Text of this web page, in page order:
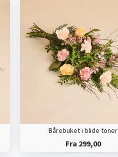
Bårebuket i blide toner
Fra 299,00